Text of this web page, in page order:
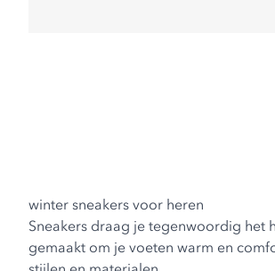
winter sneakers voor heren
Sneakers draag je tegenwoordig het
gemaakt om je voeten warm en